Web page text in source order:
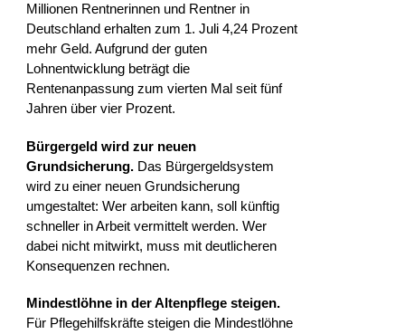
Millionen Rentnerinnen und Rentner in
Deutschland erhalten zum 1. Juli 4,24 Prozent
mehr Geld. Aufgrund der guten
Lohnentwicklung beträgt die
Rentenanpassung zum vierten Mal seit fünf
Jahren über vier Prozent.
Bürgergeld wird zur neuen
Grundsicherung. Das Bürgergeldsystem
wird zu einer neuen Grundsicherung
umgestaltet: Wer arbeiten kann, soll künftig
schneller in Arbeit vermittelt werden. Wer
dabei nicht mitwirkt, muss mit deutlicheren
Konsequenzen rechnen.​
Mindestlöhne in der Altenpflege steigen.
Für Pflegehilfskräfte steigen die Mindestlöhne